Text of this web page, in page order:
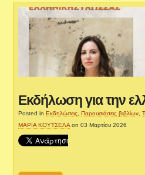
Εκδήλωση για την
Posted in Εκδηλώσεις, Παρουσιάσεις βιβλίων,
ΜΑΡΙΑ ΚΟΥΤΣΕΛΑ on 03 Μαρτίου 2026